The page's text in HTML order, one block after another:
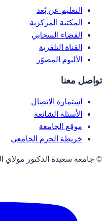
التعليم عن بُعد
المكتبة المركزية
الفضاء السحابي
القناة التلفزية
الألبوم المصوّر
تواصل معنا
استمارة الاتصال
الأسئلة الشائعة
موقع الجامعة
خريطة الحرم الجامعي
© جامعة سعيدة الدكتور